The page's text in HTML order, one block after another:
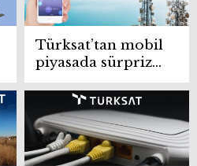
Türksat’tan mobil
piyasada sürpriz
hamle! Turkcell,
Türk Telekom ve
Vodafone’a yeni
rakip geliyor